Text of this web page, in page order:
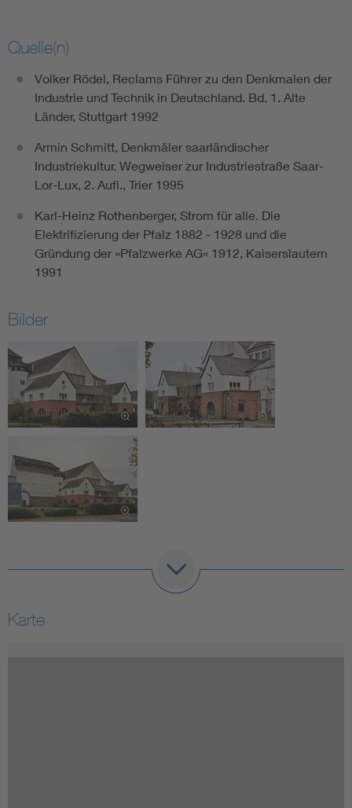
Quelle(n)
Volker Rödel, Reclams Führer zu den Denkmalen der
Industrie und Technik in Deutschland. Bd. 1. Alte
Länder, Stuttgart 1992
Armin Schmitt, Denkmäler saarländischer
Industriekultur. Wegweiser zur Industriestraße Saar-
Lor-Lux, 2. Aufl., Trier 1995
Karl-Heinz Rothenberger, Strom für alle. Die
Elektrifizierung der Pfalz 1882 - 1928 und die
Gründung der »Pfalzwerke AG« 1912, Kaiserslautern
1991
Bilder
Karte